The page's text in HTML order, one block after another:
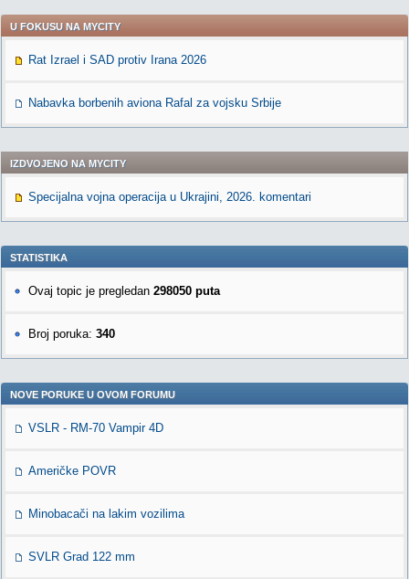
U FOKUSU NA MYCITY
Rat Izrael i SAD protiv Irana 2026
Nabavka borbenih aviona Rafal za vojsku Srbije
IZDVOJENO NA MYCITY
Specijalna vojna operacija u Ukrajini, 2026. komentari
STATISTIKA
Ovaj topic je pregledan 298050 puta
Broj poruka: 340
NOVE PORUKE U OVOM FORUMU
VSLR - RM-70 Vampir 4D
Američke POVR
Minobacači na lakim vozilima
SVLR Grad 122 mm